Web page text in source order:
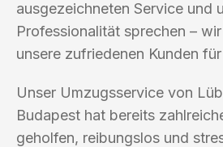
ausgezeichneten Service und
Professionalität sprechen –
unsere zufriedenen Kunden
Unser Umzugsservice von
Budapest hat bereits
geholfen, reibungslos und